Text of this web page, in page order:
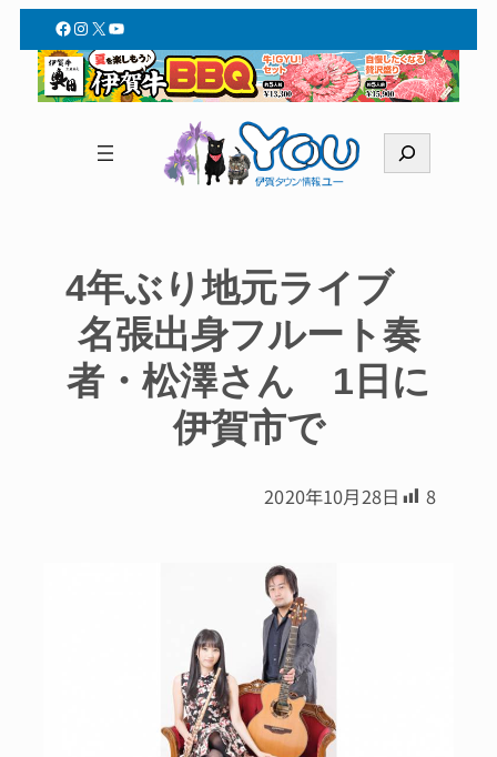
Facebook
Instagram
X YouTube
索
4年ぶり地元ライブ
名張出身フルート奏
者・松澤さん 1日に
伊賀市で
2020年10月28日 8